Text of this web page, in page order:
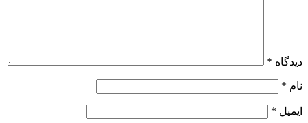
دیدگاه *
نام *
ایمیل *